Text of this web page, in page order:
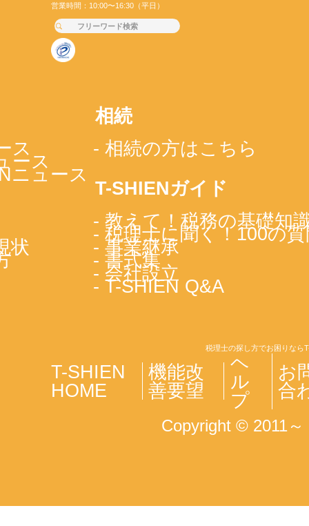
営業時間：10:00〜16:30（平日）
ス
ース
ニュース
状
相続
- 相続の方はこちら
T-SHIENガイド
- 教えて！税務の基礎知
- 税理士に聞く！100の
- 事業継承
- 書式集
- 会社設立
- T-SHIEN Q&A
税理士の探し方でお困りなら
T-SHIEN
HOME
機能改
善要望
ヘ
ル
プ
お
合
Copyright © 2011